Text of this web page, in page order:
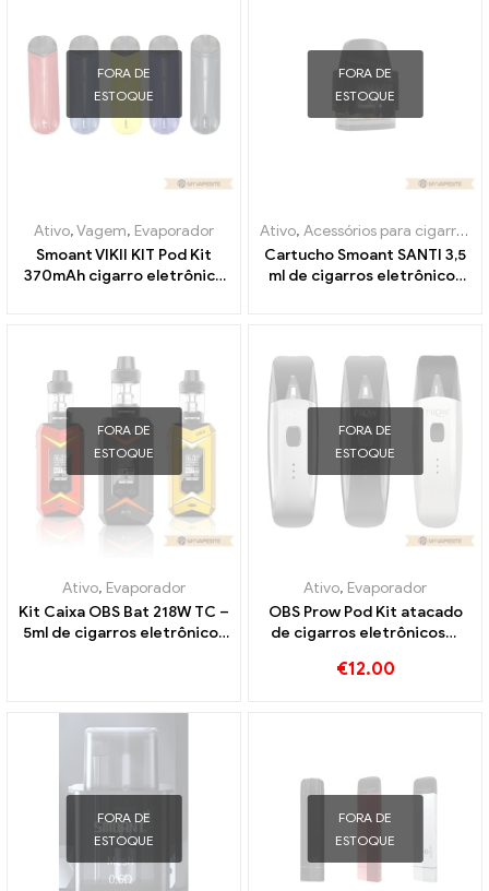
FORA DE
ESTOQUE
Ativo,Vagem, Evaporador
Smoant VIKII KIT Pod Kit
370mAh cigarro eletrônico
FORA DE
ESTOQUE
Ativo, Acessórios para cigarros eletrônicos
Cartucho Smoant SANTI 3,5
ml de cigarros eletrônicos
FORA DE
ESTOQUE
Ativo, Evaporador
Kit Caixa OBS Bat 218W TC –
5ml de cigarros eletrônicos
FORA DE
ESTOQUE
Ativo, Evaporador
OBS Prow Pod Kit atacado
de cigarros eletrônicos丨
€12.00
FORA DE
ESTOQUE
FORA DE
ESTOQUE